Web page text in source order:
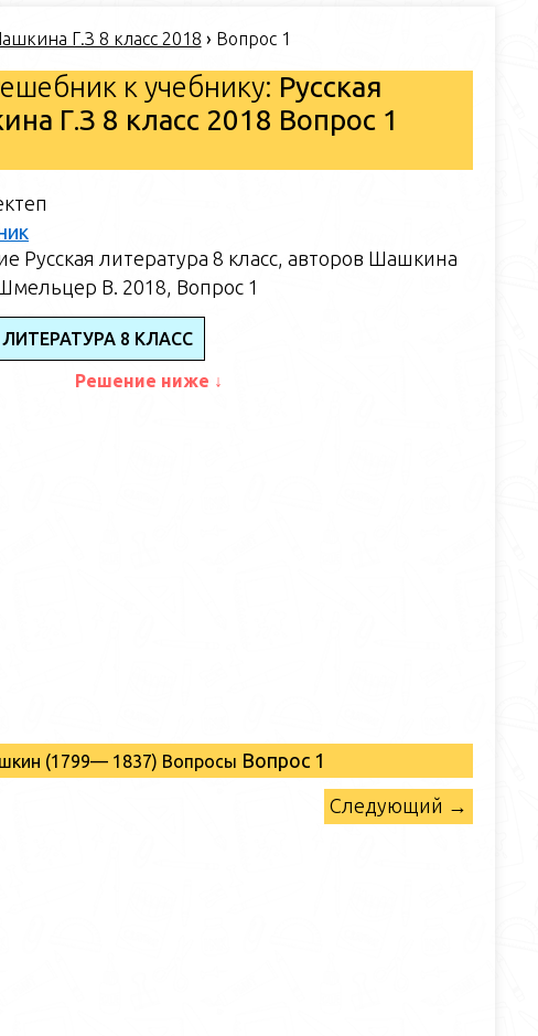
Г.З 8 класс 2018 › Вопрос 1
к учебнику: Русская
Г.З 8 класс 2018 Вопрос 1
Русская литература 8 класс, авторов Шашкина
В. 2018, Вопрос 1
8 КЛАСС
Решение ниже ↓
(1799— 1837) Вопросы Вопрос 1
Следующий →